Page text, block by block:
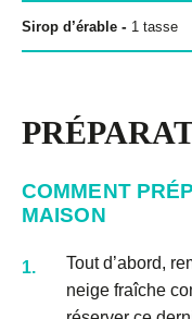
Sirop d’érable - 1 tasse
COMMENT
MAISON
1.
Tout d’abord,
neige fraîche
Conditions d’utilisation
Copyright © 2026 Bon
Tous droits réservés.